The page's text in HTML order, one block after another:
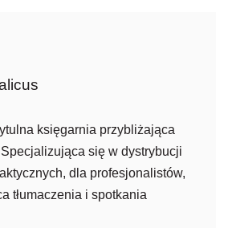
księgarnia przybliżająca
Specjalizująca się w dystrybucji
dla profesjonalistów,
tłumaczenia i spotkania